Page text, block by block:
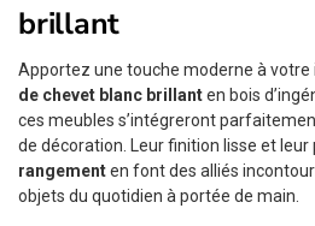
brillant
Apportez une touche moderne à votre
de chevet blanc brillanten bois
ces meubles s’intégreront
de décoration. Leur finition lisse et leur
rangementen font des alliés
objets du quotidien à portée de main.